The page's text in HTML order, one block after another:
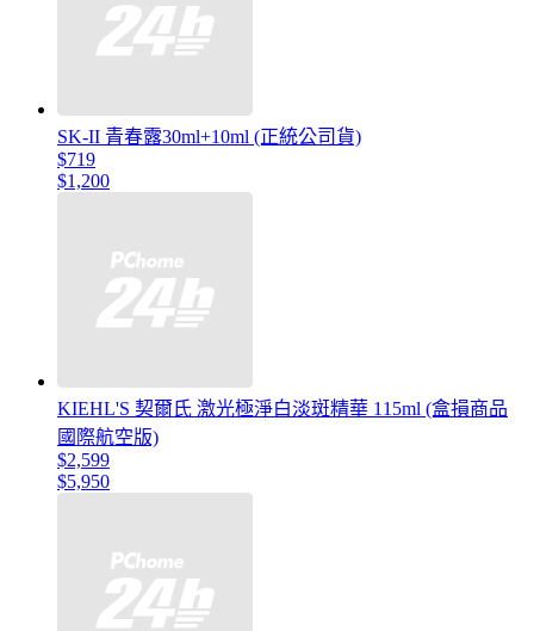
SK-II 青春露30ml+10ml (正統公司貨)
$719
$1,200
KIEHL'S 契爾氏 激光極淨白淡斑精華 115ml (盒損商品
國際航空版)
$2,599
$5,950